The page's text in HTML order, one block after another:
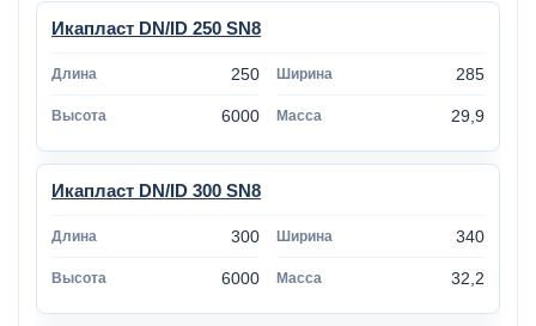
Икапласт DN/ID 250 SN8
250 285
6000 29,9
Икапласт DN/ID 300 SN8
300 340
6000 32,2